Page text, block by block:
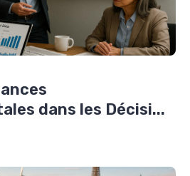
dans les Décisi...